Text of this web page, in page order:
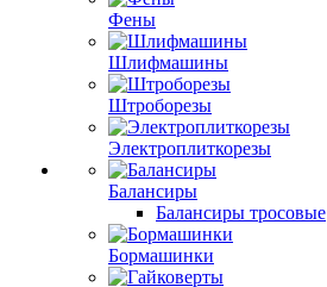
Фены
Шлифмашины
Штроборезы
Электроплиткорезы
Балансиры
Балансиры тросовые
Бормашинки